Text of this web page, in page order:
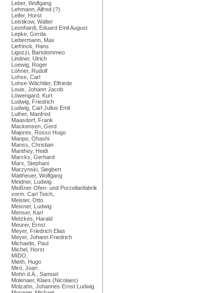
Leber, Wolfgang
Lehmann, Alfred (?)
Leifer, Horst
Leistikow, Walter
Leonhardi, Eduard Emil August
Lepke, Gerda
Liebermann, Max
Liefrinck, Hans
Ligozzi, Bartolommeo
Lindner, Ulrich
Loewig, Roger
Löhner, Rudolf
Lohse, Carl
Lohse-Wächtler, Elfriede
Louis, Johann Jacob
Löwengard, Kurt
Ludwig, Friedrich
Ludwig, Carl Julius Emil
Luther, Manfred
Maasdorf, Frank
Mackensen, Gerd
Majores, Rosso Hugo
Manpo, Ohashi
Manss, Christian
Manthey, Heidi
Marcks, Gerhard
Marx, Stephani
Marzynski, Siegbert
Mattheuer, Wolfgang
Meidner, Ludwig
Meißner Ofen- und Porzellanfabrik
vorm. Carl Teich,
Meister, Otto
Meixner, Ludwig
Menser, Karl
Metzkes, Harald
Meurer, Ernst
Meyer, Friedrich Elias
Meyer, Johann Friedrich
Michaelis, Paul
Michel, Horst
MIDO,
Mieth, Hugo
Miró, Joan
Mohn d.Ä., Samuel
Molenaer, Klaes (Nicolaes)
Molzahn, Johannes Ernst Ludwig